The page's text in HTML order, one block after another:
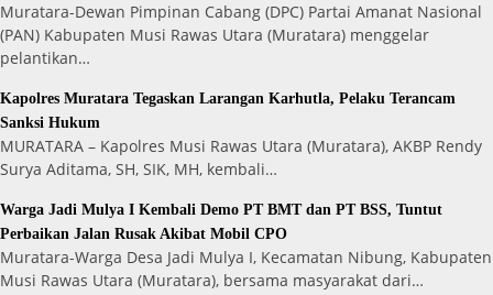
Muratara-Dewan Pimpinan Cabang (DPC) Partai Amanat Nasional
(PAN) Kabupaten Musi Rawas Utara (Muratara) menggelar
pelantikan…
Kapolres Muratara Tegaskan Larangan Karhutla, Pelaku Terancam
Sanksi Hukum
MURATARA – Kapolres Musi Rawas Utara (Muratara), AKBP Rendy
Surya Aditama, SH, SIK, MH, kembali…
Warga Jadi Mulya I Kembali Demo PT BMT dan PT BSS, Tuntut
Perbaikan Jalan Rusak Akibat Mobil CPO
Muratara-Warga Desa Jadi Mulya I, Kecamatan Nibung, Kabupaten
Musi Rawas Utara (Muratara), bersama masyarakat dari…